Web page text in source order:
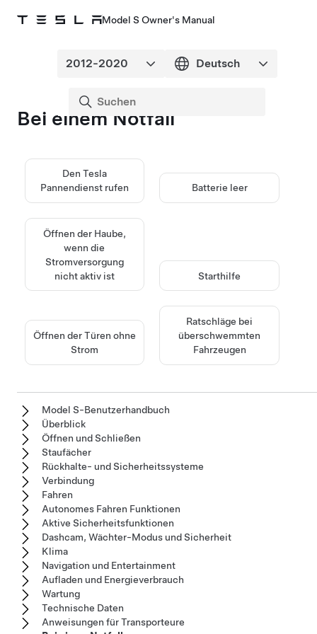
Model S Owner's Manual
Bei einem Notfall
Den Tesla
Pannendienst rufen
Batterie leer
Öffnen der Haube,
wenn die
Stromversorgung
nicht aktiv ist
Starthilfe
Öffnen der Türen ohne
Strom
Ratschläge bei
überschwemmten
Fahrzeugen
Model S-Benutzerhandbuch
Überblick
Öffnen und Schließen
Staufächer
Rückhalte- und Sicherheitssysteme
Verbindung
Fahren
Autonomes Fahren Funktionen
Aktive Sicherheitsfunktionen
Dashcam, Wächter-Modus und Sicherheit
Klima
Navigation und Entertainment
Aufladen und Energieverbrauch
Wartung
Technische Daten
Anweisungen für Transporteure